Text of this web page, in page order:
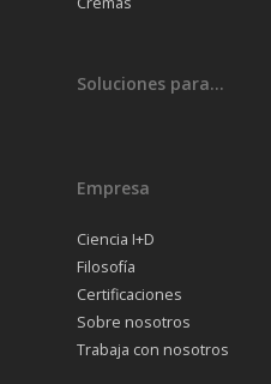
Soluciones para…
Empresa
Ciencia I+D
Filosofía
Certificaciones
Sobre nosotros
Trabaja con nosotros